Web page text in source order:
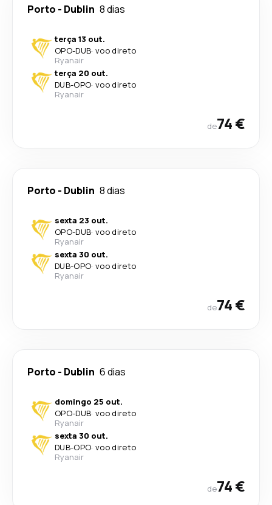
Porto - Dublin 8 dias
terça 13 out.
OPO-DUB· voo direto
Ryanair
terça 20 out.
DUB-OPO· voo direto
Ryanair
de74 €
Porto - Dublin 8 dias
sexta 23 out.
OPO-DUB· voo direto
Ryanair
sexta 30 out.
DUB-OPO· voo direto
Ryanair
de74 €
Porto - Dublin 6 dias
domingo 25 out.
OPO-DUB· voo direto
Ryanair
sexta 30 out.
DUB-OPO· voo direto
Ryanair
de74 €